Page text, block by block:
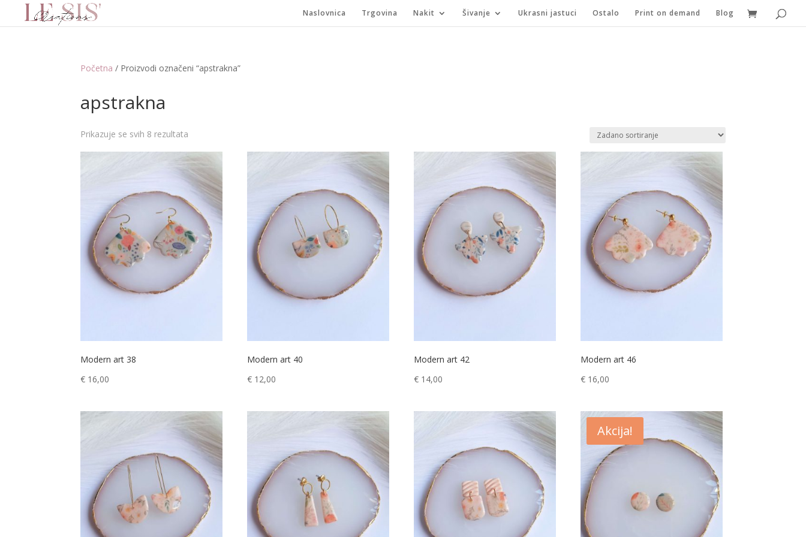
Naslovnica Trgovina Nakit Šivanje Ukrasni jastuci Ostalo Print on demand Blog
Početna / Proizvodi označeni “apstrakna”
apstrakna
Prikazuje se svih 8 rezultata
Modern art 38
€ 16,00
Modern art 40
€ 12,00
Modern art 42
€ 14,00
Modern art 46
€ 16,00
Akcija!